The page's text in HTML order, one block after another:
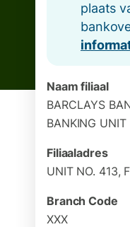
plaats
Naam filiaal
BARCLAYS
BANKING UNIT
Filiaaladres
UNIT NO. 413,
Branch Code
XXX